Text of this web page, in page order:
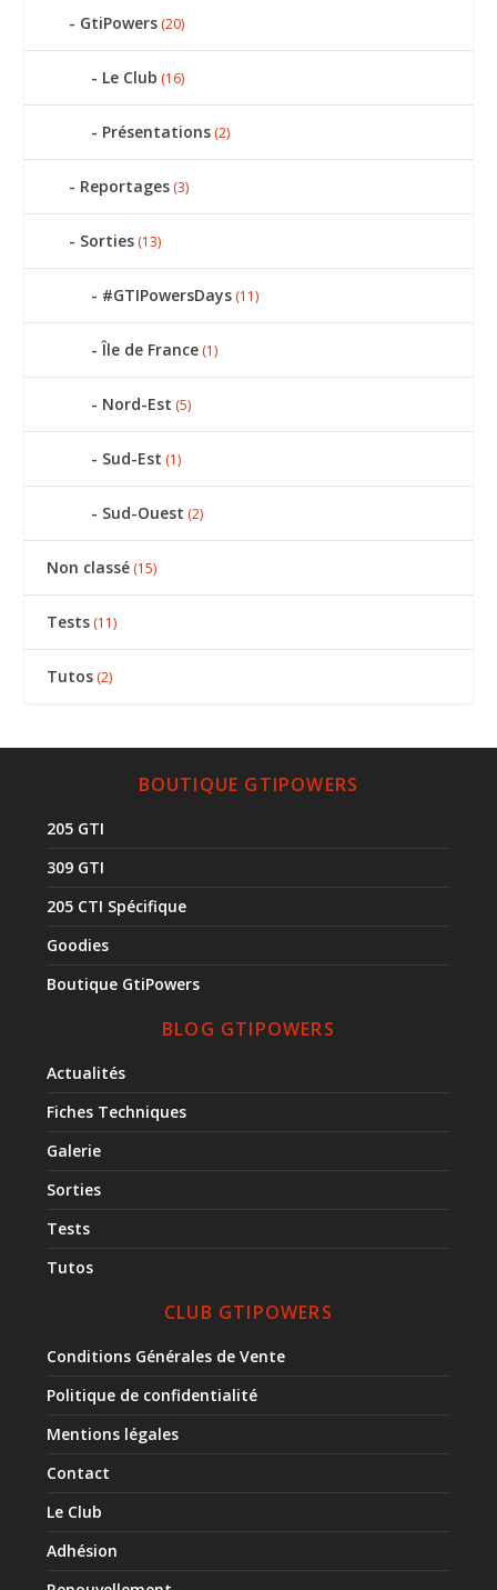
GtiPowers (20)
Le Club (16)
Présentations (2)
Reportages (3)
Sorties (13)
#GTIPowersDays (11)
Île de France (1)
Nord-Est (5)
Sud-Est (1)
Sud-Ouest (2)
Non classé (15)
Tests (11)
Tutos (2)
BOUTIQUE GTIPOWERS
205 GTI
309 GTI
205 CTI Spécifique
Goodies
Boutique GtiPowers
BLOG GTIPOWERS
Actualités
Fiches Techniques
Galerie
Sorties
Tests
Tutos
CLUB GTIPOWERS
Conditions Générales de Vente
Politique de confidentialité
Mentions légales
Contact
Le Club
Adhésion